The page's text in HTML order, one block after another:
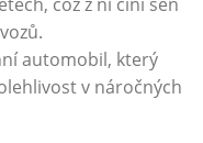
automobil, který
v náročných